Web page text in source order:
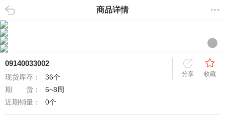
返回 商品详情
09140033002
现货库存：
36个
期 货：
6~8周
近期销量：
0个
分享 收藏